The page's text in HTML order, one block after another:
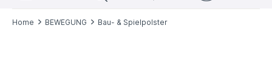
Home BEWEGUNG Bau- & Spielpolster